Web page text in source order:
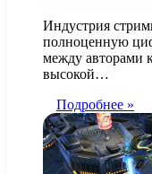
Индустрия
полноценную
между авторами
высокой…
Подробнее »